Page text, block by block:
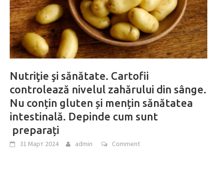
Nutriţie şi sănătate. Cartofii
controlează nivelul zahărului din sânge.
Nu conțin gluten și mențin sănătatea
intestinală. Depinde cum sunt
preparați
31 Март 2024 admin Comment